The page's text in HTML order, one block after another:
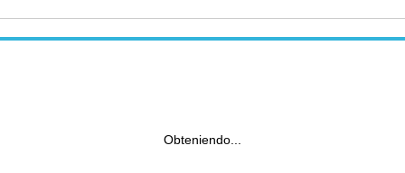
Obteniendo...